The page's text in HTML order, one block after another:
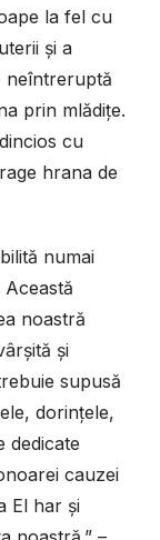
la fel cu
și a
neîntreruptă
prin mlădițe.
cu
hrana de
numai
noastră
și
supusă
dorințele,
dedicate
cauzei
El har și